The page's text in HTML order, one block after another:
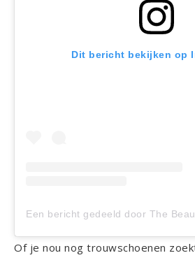
Dit bericht bekijken op
Of je nou nog trouwschoenen